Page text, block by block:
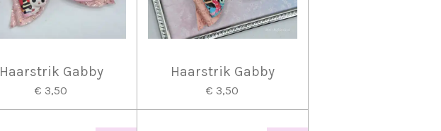
Haarstrik Gabby
€ 3,50
Haarstrik Gabby
€ 3,50